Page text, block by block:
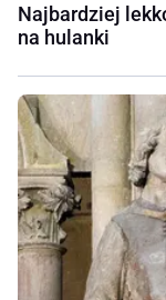
Najbardziej
na hulanki